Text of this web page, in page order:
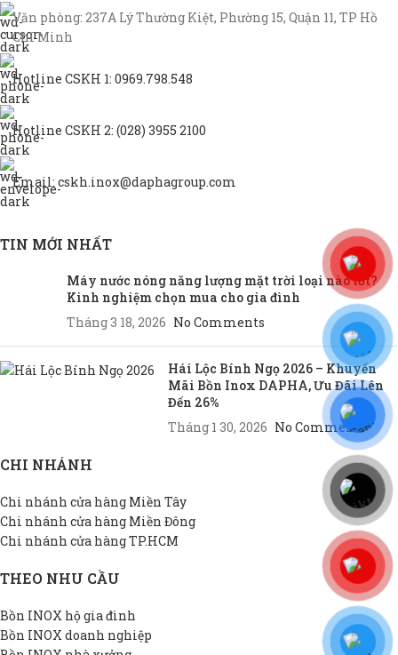
Văn phòng: 237A Lý Thường Kiệt, Phường 15, Quận 11, TP Hồ
Chí Minh
Hotline CSKH 1: 0969.798.548
Hotline CSKH 2: (028) 3955 2100
Email: cskh.inox@daphagroup.com
TIN MỚI NHẤT
Máy nước nóng năng lượng mặt trời loại nào tốt?
Kinh nghiệm chọn mua cho gia đình
Tháng 3 18, 2026 No Comments
Hái Lộc Bính Ngọ 2026 – Khuyến
Mãi Bồn Inox DAPHA, Ưu Đãi Lên
Đến 26%
Tháng 1 30, 2026 No Comments
CHI NHÁNH
Chi nhánh cửa hàng Miền Tây
Chi nhánh cửa hàng Miền Đông
Chi nhánh cửa hàng TP.HCM
THEO NHU CẦU
Bồn INOX hộ gia đình
Bồn INOX doanh nghiệp